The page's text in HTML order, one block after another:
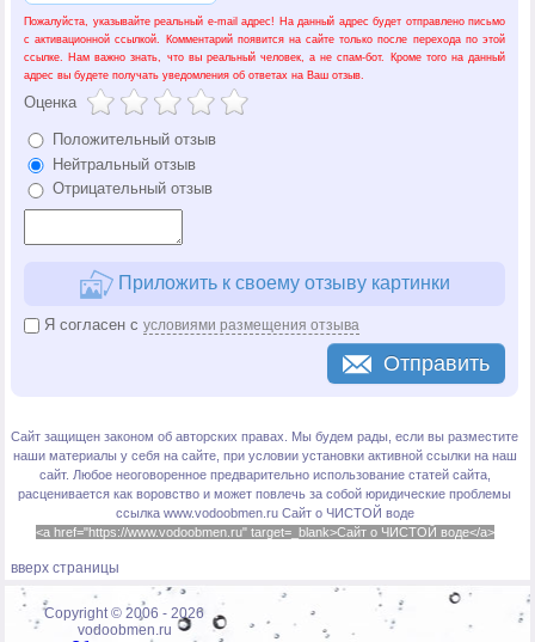
Пожалуйста, указывайте реальный e-mail адрес! На данный адрес будет отправлено письмо
с активационной ссылкой. Комментарий появится на сайте только после перехода по этой
ссылке. Нам важно знать, что вы реальный человек, а не спам-бот. Кроме того на данный
адрес вы будете получать уведомления об ответах на Ваш отзыв.
Оценка
Положительный отзыв
Нейтральный отзыв
Отрицательный отзыв
Приложить к своему отзыву картинки
Я согласен с условиями размещения отзыва
Отправить
Сайт защищен законом об авторских правах. Мы будем рады, если вы разместите
наши материалы у себя на сайте, при условии установки активной ссылки на наш
сайт. Любое неоговоренное предварительно использование статей сайта,
расценивается как воровство и может повлечь за собой юридические проблемы
ссылка www.vodoobmen.ru Сайт о ЧИСТОЙ воде
<a href="https://www.vodoobmen.ru" target=_blank>Сайт о ЧИСТОЙ воде</a>
вверх страницы
Copyright © 2006 - 2026
vodoobmen.ru